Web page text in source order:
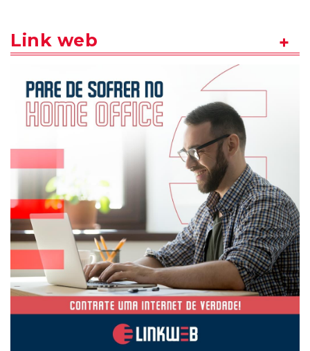
Link web